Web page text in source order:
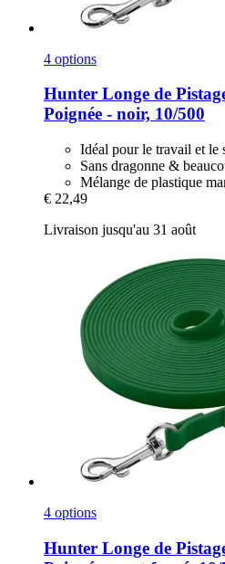
4 options
Hunter Longe de
Poignée -​ noir, 10/500
Idéal pour le travail et le
Sans dragonne &
Mélange de plastique
€ 22,49
Livraison jusqu'au 31 août
4 options
Hunter Longe de